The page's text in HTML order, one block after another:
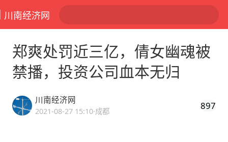
川南经济网
郑爽处罚近三亿，倩女幽魂被
禁播，投资公司血本无归
川南经济网
2021-08-27 15:10·成都 897